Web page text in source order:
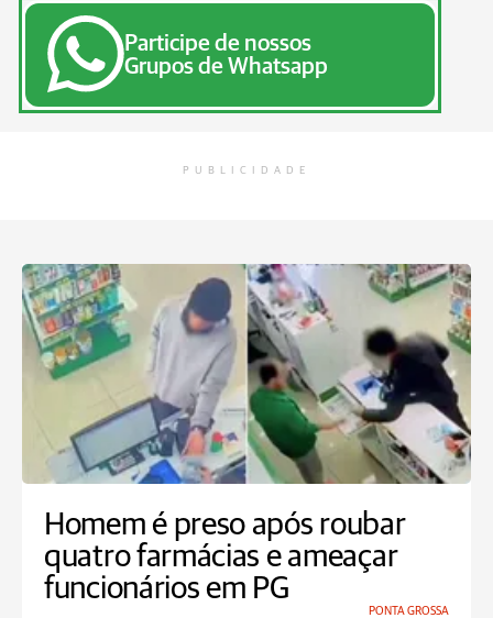
Participe de nossos
Grupos de Whatsapp
PUBLICIDADE
Homem é preso após roubar
quatro farmácias e ameaçar
funcionários em PG
PONTA GROSSA